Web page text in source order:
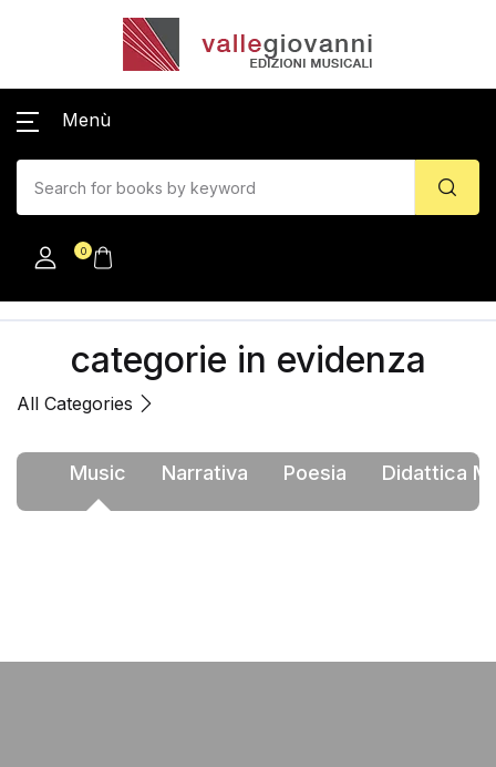
Menù
0
categorie in evidenza
All Categories
Music Narrativa Poesia Didattica